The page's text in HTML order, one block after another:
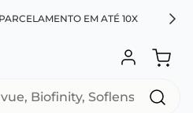
EM ATÉ 10X
Soflens...